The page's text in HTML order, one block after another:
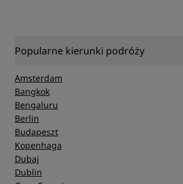
Popularne kierunki podróży
Amsterdam
Bangkok
Bengaluru
Berlin
Budapeszt
Kopenhaga
Dubaj
Dublin